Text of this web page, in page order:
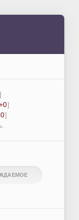
]
]
]